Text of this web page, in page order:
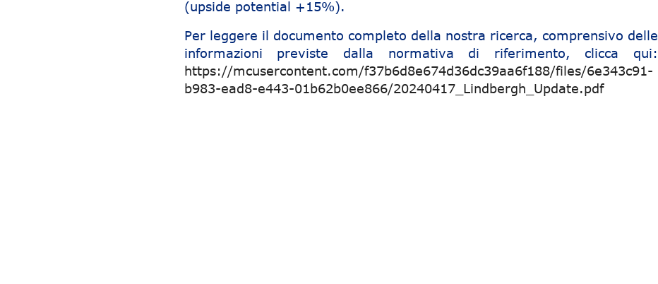
(upside potential +15%).
Per leggere il documento completo della nostra ricerca, comprensivo delle
informazioni previste dalla normativa di riferimento, clicca qui:
https://mcusercontent.com/f37b6d8e674d36dc39aa6f188/files/6e343c91-
b983-ead8-e443-01b62b0ee866/20240417_Lindbergh_Update.pdf